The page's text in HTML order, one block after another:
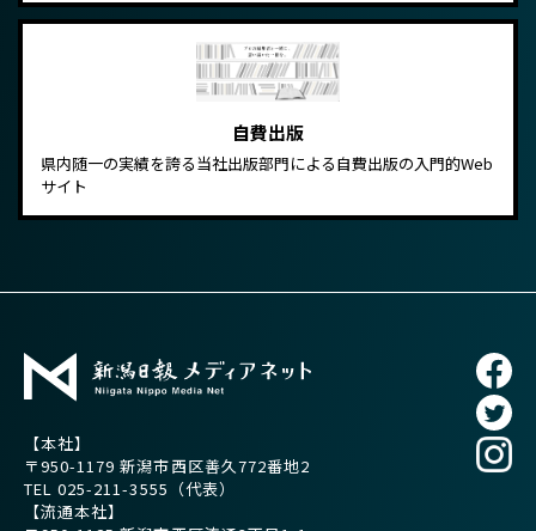
自費出版
県内随一の実績を誇る当社出版部門による自費出版の入門的Web
サイト
【本社】
〒950-1179 新潟市西区善久772番地2
TEL025-211-3555 （代表）
【流通本社】